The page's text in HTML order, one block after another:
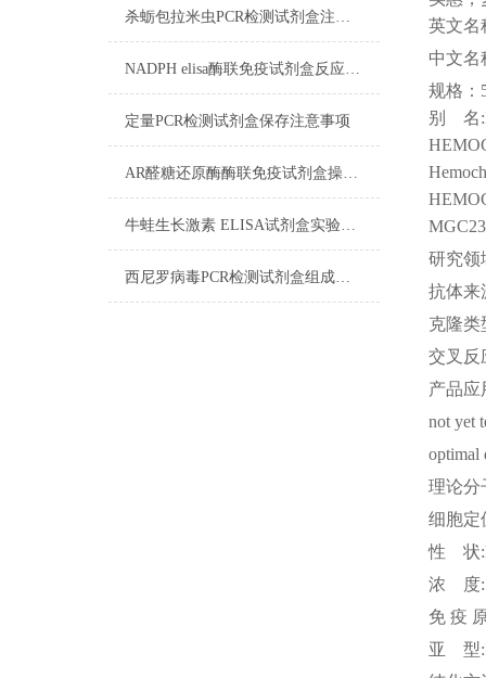
杀蛎包拉米虫PCR检测试剂盒注意事项
NADPH elisa酶联免疫试剂盒反应步骤
定量PCR检测试剂盒保存注意事项
AR醛糖还原酶酶联免疫试剂盒操作步骤
牛蛙生长激素 ELISA试剂盒实验操作注意事项
西尼罗病毒PCR检测试剂盒组成及试剂配制
英文名
中文名
规格：
别
名
研究领
抗体来
克隆类
交叉反
产品应
not yet
optimal
理论分
细胞定
性
状
浓
度
免 疫
亚
型